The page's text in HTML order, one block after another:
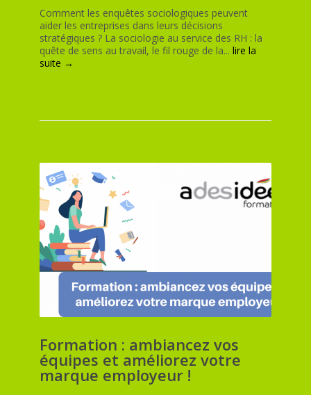
Comment les enquêtes sociologiques peuvent
aider les entreprises dans leurs décisions
stratégiques ? La sociologie au service des RH : la
quête de sens au travail, le fil rouge de la...lire la
suite →
Formation : ambiancez vos
équipes et améliorez votre
marque employeur !